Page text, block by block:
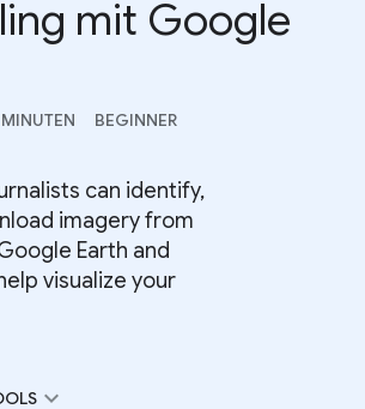
mit Google
BEGINNER
can identify,
imagery from
Earth and
visualize your
expand_more